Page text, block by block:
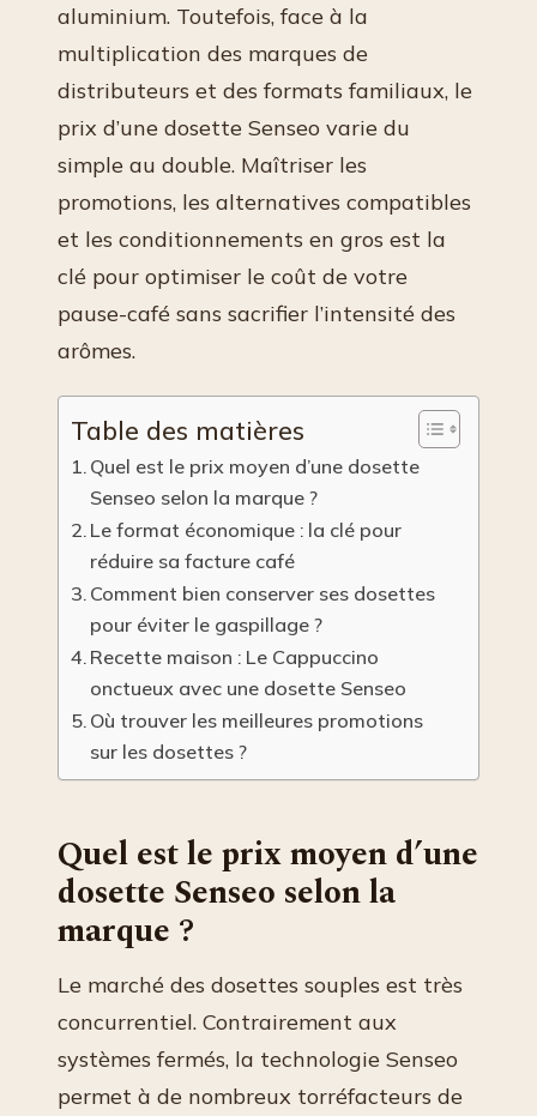
aluminium. Toutefois, face à la
multiplication des marques de
distributeurs et des formats familiaux, le
prix d’une dosette Senseo varie du
simple au double. Maîtriser les
promotions, les alternatives compatibles
et les conditionnements en gros est la
clé pour optimiser le coût de votre
pause-café sans sacrifier l’intensité des
arômes.
Table des matières
Quel est le prix moyen d’une dosette
Senseo selon la marque ?
Le format économique : la clé pour
réduire sa facture café
Comment bien conserver ses dosettes
pour éviter le gaspillage ?
Recette maison : Le Cappuccino
onctueux avec une dosette Senseo
Où trouver les meilleures promotions
sur les dosettes ?
Quel est le prix moyen d’une
dosette Senseo selon la
marque ?
Le marché des dosettes souples est très
concurrentiel. Contrairement aux
systèmes fermés, la technologie Senseo
permet à de nombreux torréfacteurs de